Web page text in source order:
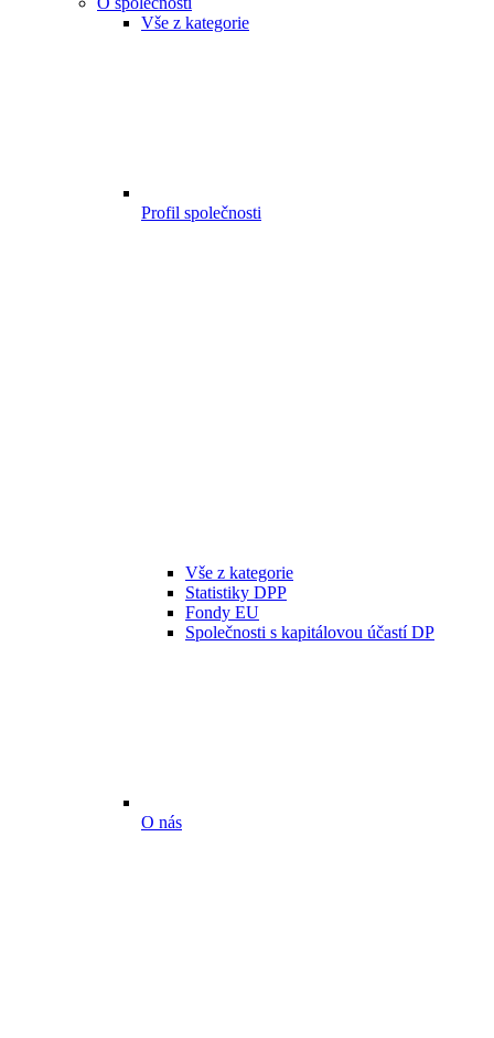
Vše z kategorie
Profil společnosti
Vše z kategorie
Statistiky DPP
Fondy EU
Společnosti s kapitálovou účastí DP
O nás